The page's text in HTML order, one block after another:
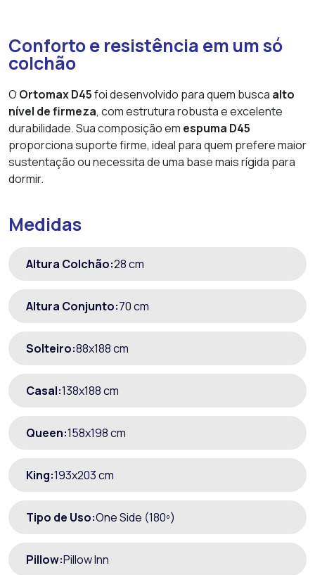
Conforto e resistência em um só
colchão
O Ortomax D45foi desenvolvido para quem busca alto
nível de firmeza, com estrutura robusta e excelente
durabilidade. Sua composição em espuma D45
proporciona suporte firme, ideal para quem prefere maior
sustentação ou necessita de uma base mais rígida para
dormir.
Medidas
Altura Colchão:28 cm
Altura Conjunto:70 cm
Solteiro:88x188 cm
Casal:138x188 cm
Queen:158x198 cm
King:193x203 cm
Tipo de Uso:One Side (180º)
Pillow:Pillow Inn